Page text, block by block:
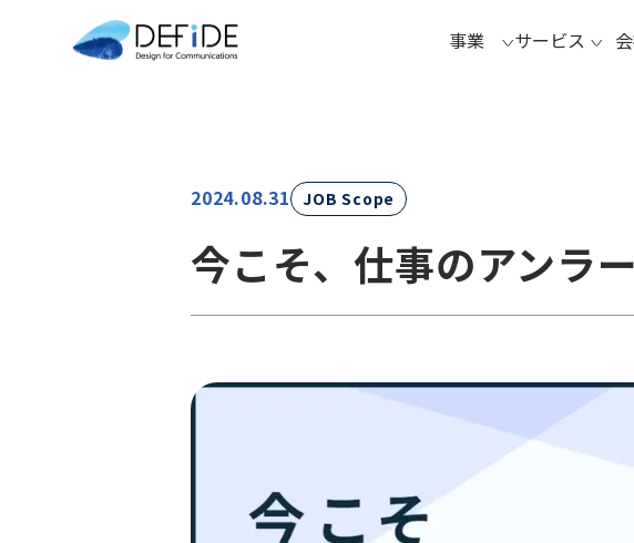
事業 サービス
2024.08.31 JOB Scope
今こそ、仕事のアンラ